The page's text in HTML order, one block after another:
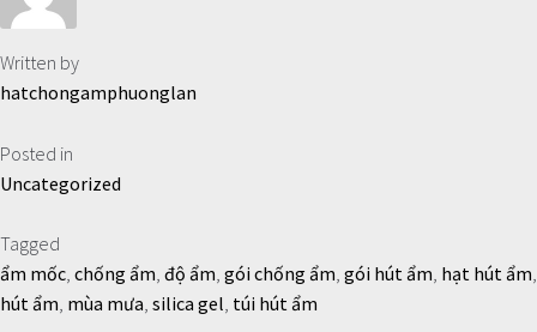
Written by
hatchongamphuonglan
Posted in
Uncategorized
Tagged
ẩm mốc, chống ẩm, độ ẩm, gói chống ẩm, gói hút ẩm, hạt hút ẩm,
hút ẩm, mùa mưa, silica gel, túi hút ẩm